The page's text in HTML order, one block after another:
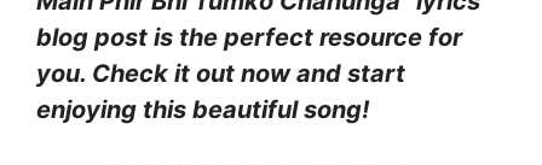
blog post is the perfect resource for
you. Check it out now and start
enjoying this beautiful song!